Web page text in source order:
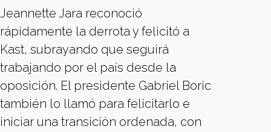
Jeannette Jara reconoció
rápidamente la derrota y felicitó a
Kast, subrayando que seguirá
trabajando por el país desde la
oposición. El presidente Gabriel Boric
también lo llamó para felicitarlo e
iniciar una transición ordenada, con